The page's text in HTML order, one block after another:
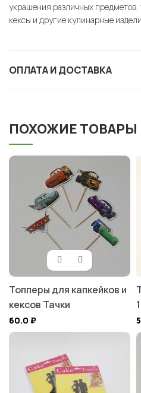
украшения различных
кексы и другие кулинарные
ОПЛАТА И ДОСТАВКА
ПОХОЖИЕ ТОВАРЫ
Топперы для капкейков и
кексов Тачки
60.0 ₽